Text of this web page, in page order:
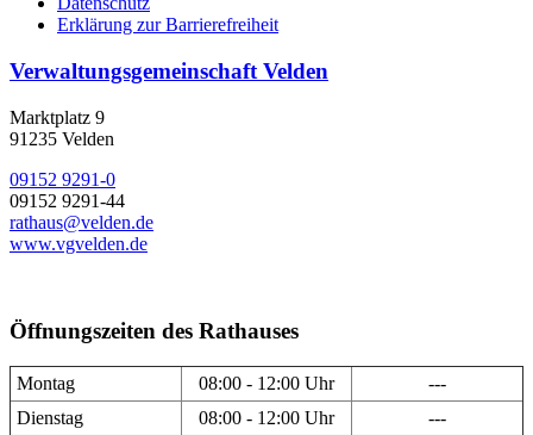
Erklärung zur Barrierefreiheit
Verwaltungsgemeinschaft Velden
Marktplatz 9
91235 Velden
09152 9291-0
09152 9291-44
rathaus@velden.de
www.vgvelden.de
Öffnungszeiten des Rathauses
Montag 08:00 - 12:00 Uhr
---
Dienstag
08:00 - 12:00 Uhr ---